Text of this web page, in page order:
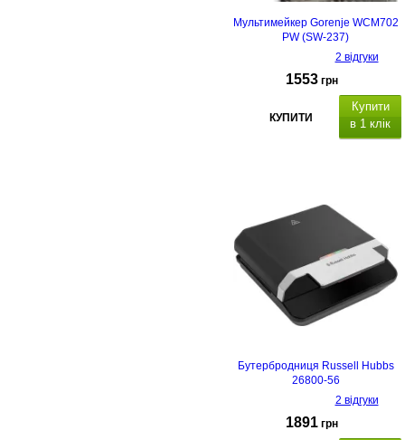
Мультимейкер Gorenje WCM702
PW (SW-237)
2 відгуки
1553 грн
КУПИТИ
Купити
в 1 клік
Бутербродниця Russell Hubbs
26800-56
2 відгуки
1891 грн